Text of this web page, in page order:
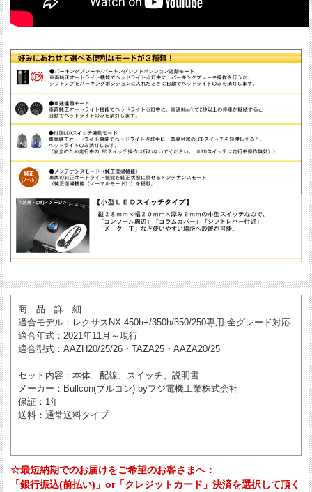
商 品 詳 細
適合モデル ：レクサスNX 450h+/350h/350/250専用 全グレード対応
適合年式 ：2021年11月～現行
適合型式 ：AAZH20/25/26・TAZA25・AAZA20/25
セット内容 ：本体、配線、スイッチ、説明書
メーカー ：Bullcon(ブルコン) byフジ電機工業株式会社
保証 ：1年
送料 ：通常送料タイプ
☆最短納期でのお届けをご希望のお客さまへ：
「銀行振込(前払い)」or「クレジットカード」決済を選択して頂く